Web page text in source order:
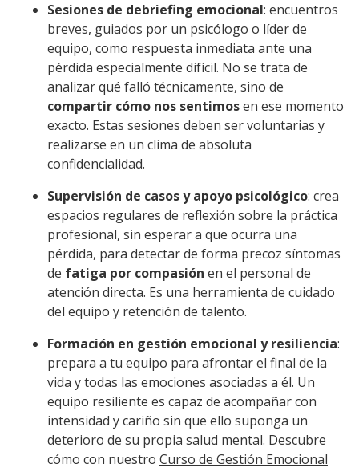
Sesiones de debriefing emocional: encuentros
breves, guiados por un psicólogo o líder de
equipo, como respuesta inmediata ante una
pérdida especialmente difícil. No se trata de
analizar qué falló técnicamente, sino de
compartir cómo nos sentimosen ese momento
exacto. Estas sesiones deben ser voluntarias y
realizarse en un clima de absoluta
confidencialidad.
Supervisión de casos y apoyo psicológico: crea
espacios regulares de reflexión sobre la práctica
profesional, sin esperar a que ocurra una
pérdida, para detectar de forma precoz síntomas
de fatiga por compasión en el personal de
atención directa. Es una herramienta de cuidado
del equipo y retención de talento.
Formación en gestión emocional y resiliencia:
prepara a tu equipo para afrontar el final de la
vida y todas las emociones asociadas a él. Un
equipo resiliente es capaz de acompañar con
intensidad y cariño sin que ello suponga un
deterioro de su propia salud mental. Descubre
cómo con nuestro Curso de Gestión Emocional